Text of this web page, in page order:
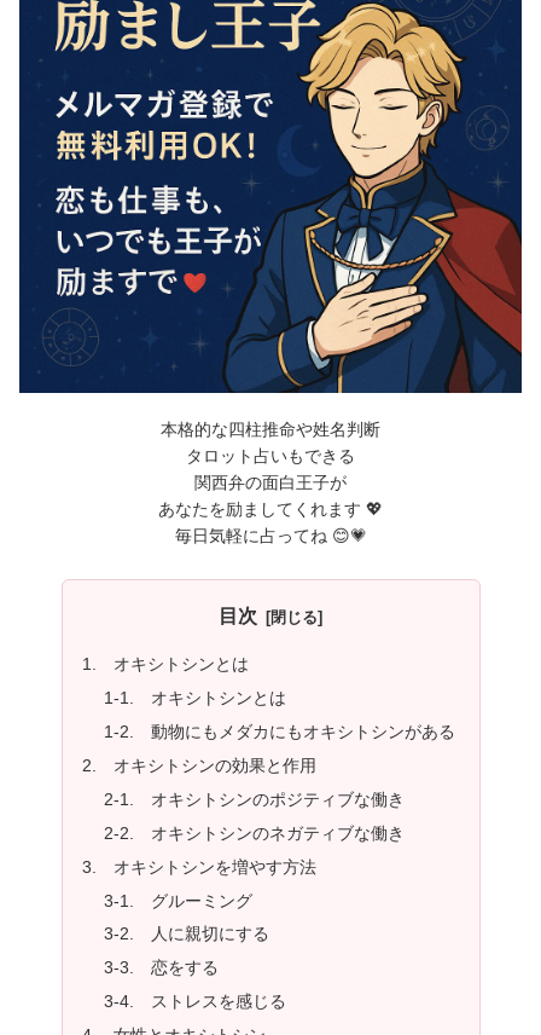
本格的な四柱推命や姓名判断
タロット占いもできる
関西弁の面白王子が
あなたを励ましてくれます 💖
毎日気軽に占ってね 😊💗
目次
1. オキシトシンとは
1-1. オキシトシンとは
1-2. 動物にもメダカにもオキシトシンがある
2. オキシトシンの効果と作用
2-1. オキシトシンのポジティブな働き
2-2. オキシトシンのネガティブな働き
3. オキシトシンを増やす方法
3-1. グルーミング
3-2. 人に親切にする
3-3. 恋をする
3-4. ストレスを感じる